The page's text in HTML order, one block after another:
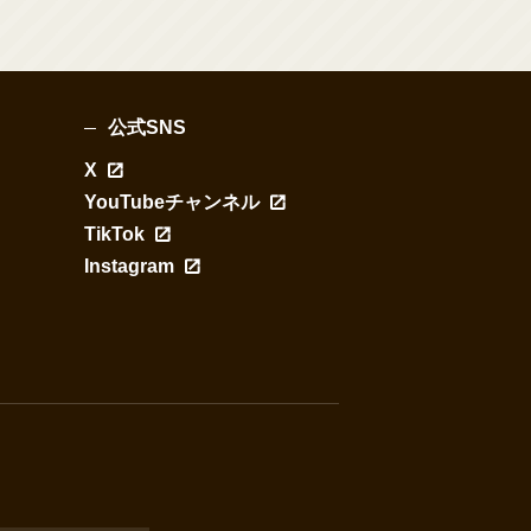
公式SNS
X
YouTubeチャンネル
TikTok
Instagram